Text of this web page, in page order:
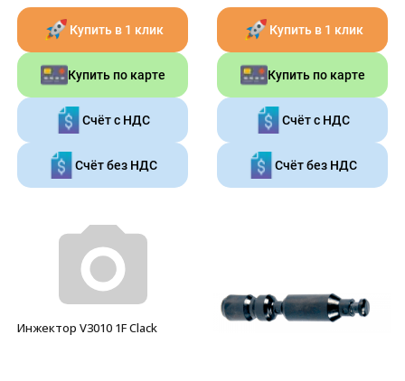
Купить в 1 клик
Купить по карте
Счёт с НДС
Счёт без НДС
Купить в 1 клик
Купить по карте
Счёт с НДС
Счёт без НДС
Инжектор V3010 1F Clack